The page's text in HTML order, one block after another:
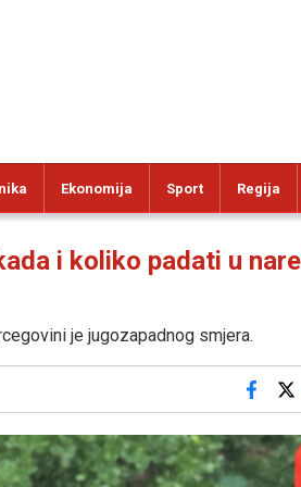
Ekonomija Sport Regija
i koliko padati u
je jugozapadnog smjera.